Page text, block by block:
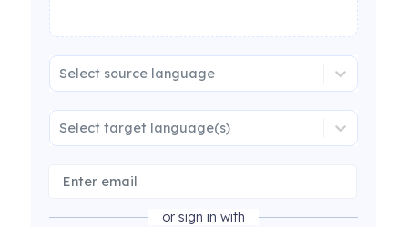
Select source language
Select target language(s)
or sign in with